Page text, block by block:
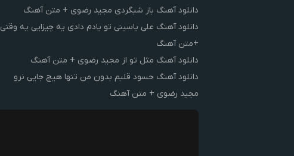
دانلود آهنگ باز شبگردی مجید رضوی + متن آهنگ
دانلود آهنگ علی یاسینی تو یادم دادی یه چیزایی یه وقتی
+متن آهنگ
دانلود آهنگ مثل تو از مجید رضوی + متن آهنگ
دانلود آهنگ حسود قلبم بدون من تنها هیچ جایی نرو
مجید رضوی + متن آهنگ